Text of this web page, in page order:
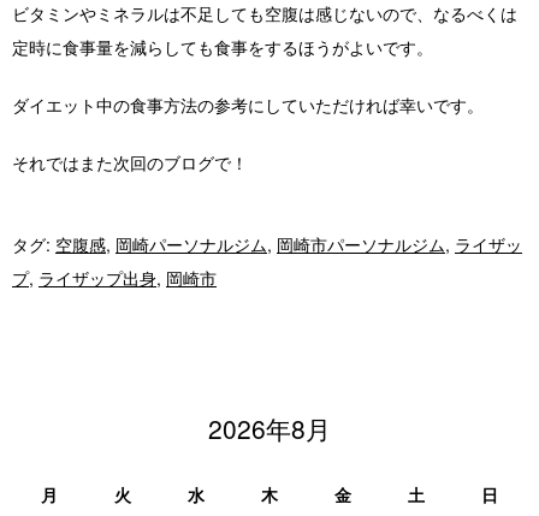
ビタミンやミネラルは不足しても空腹は感じないので、なるべくは
定時に食事量を減らしても食事をするほうがよいです。
ダイエット中の食事方法の参考にしていただければ幸いです。
それではまた次回のブログで！
タグ: 空腹感, 岡崎パーソナルジム, 岡崎市パーソナルジム, ライザッ
プ, ライザップ出身, 岡崎市
2026年8月
月 火 水 木 金 土 日